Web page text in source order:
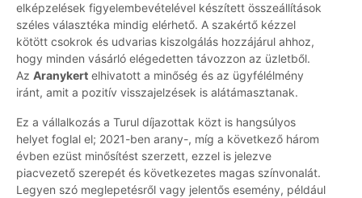
elképzelések figyelembevételével készített összeállítások
széles választéka mindig elérhető. A szakértő kézzel
kötött csokrok és udvarias kiszolgálás hozzájárul ahhoz,
hogy minden vásárló elégedetten távozzon az üzletből.
Az Aranykert elhivatott a minőség és az ügyfélélmény
iránt, amit a pozitív visszajelzések is alátámasztanak.
Ez a vállalkozás a Turul díjazottak közt is hangsúlyos
helyet foglal el; 2021-ben arany-, míg a következő három
évben ezüst minősítést szerzett, ezzel is jelezve
piacvezető szerepét és következetes magas színvonalát.
Legyen szó meglepetésről vagy jelentős esemény, például